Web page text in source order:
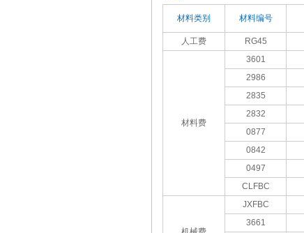
材料类别 材料编号
人工费 RG45
材料费
3601
2986
2835
2832
0877
0842
0497
CLFBC
JXFBC
3661